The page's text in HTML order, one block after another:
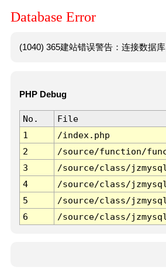
Database Error
(1040) 365建站错误警告：连接数据
PHP Debug
No. File
1
/index.php
2
/source/function/
3
/source/class/
4
/source/class/
5
/source/class/
6
/source/class/